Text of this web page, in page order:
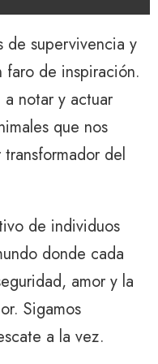
de supervivencia y
faro de inspiración.
a notar y actuar
que nos
del
de individuos
donde cada
amor y la
Sigamos
a la vez.